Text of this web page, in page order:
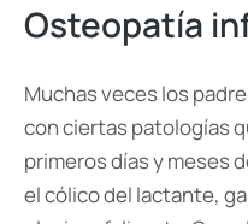
Osteopatía
Muchas veces los
con ciertas patologías
primeros días y meses
el cólico del lactante,